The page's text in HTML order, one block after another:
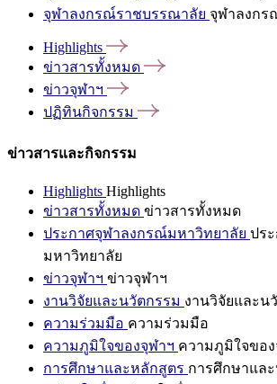
จุฬาลงกรณ์ราชบรรณาลัย จุฬาลงกร
Highlights
ข่าวสารทั้งหมด
ข่าวจุฬาฯ
ปฏิทินกิจกรรม
ข่าวสารและกิจกรรม
Highlights Highlights
ข่าวสารทั้งหมด ข่าวสารทั้งหมด
ประกาศจุฬาลงกรณ์มหาวิทยาลัย ปร
มหาวิทยาลัย
ข่าวจุฬาฯ ข่าวจุฬาฯ
งานวิจัยและนวัตกรรม งานวิจัยและน
ความร่วมมือ ความร่วมมือ
ความภูมิใจของจุฬาฯ ความภูมิใจของ
การศึกษาและหลักสูตร การศึกษาแล